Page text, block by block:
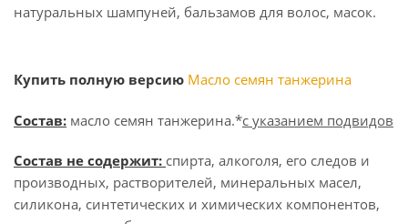
натуральных шампуней, бальзамов для волос, масок.
Купить полную версию Масло семян танжерина
Состав: масло семян танжерина.*с указанием подвидов
Состав не содержит: спирта, алкоголя, его следов и
производных, растворителей, минеральных масел,
силикона, синтетических и химических компонентов,